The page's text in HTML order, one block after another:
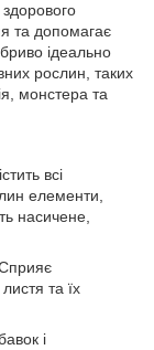
та допомагає
ідеально
рослин, таких
монстера та
всі
елементи,
насичене,
та їх
і